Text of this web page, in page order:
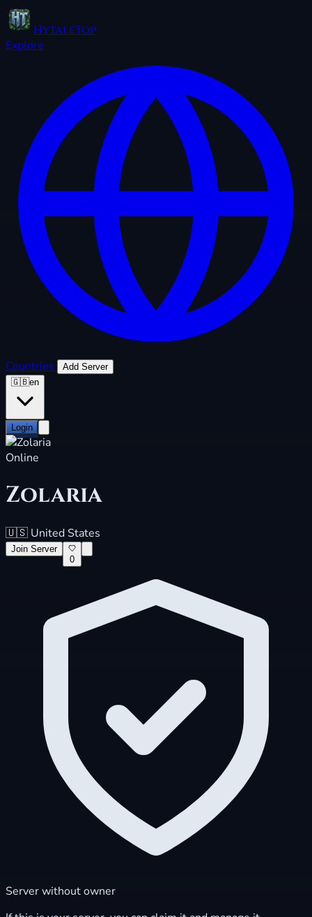
HytaleTop
Explore
Countries
Add Server
🇬🇧en
Login
Online
Zolaria
🇺🇸 United States
Join Server
0
Server without owner